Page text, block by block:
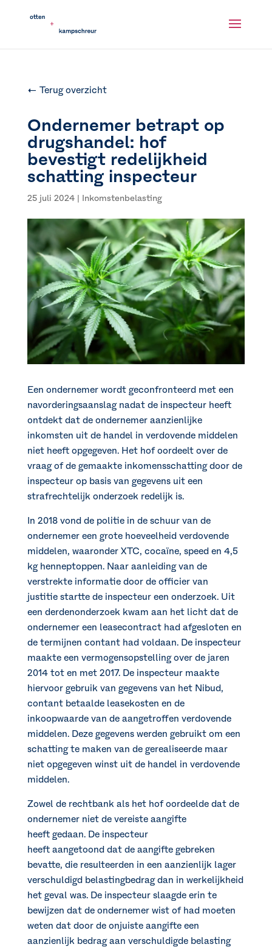
← Terug overzicht
Ondernemer betrapt op
drugshandel: hof
bevestigt redelijkheid
schatting inspecteur
25 juli 2024| Inkomstenbelasting
Een ondernemer wordt geconfronteerd met een
navorderingsaanslag nadat de inspecteur heeft
ontdekt dat de ondernemer aanzienlijke
inkomsten uit de handel in verdovende middelen
niet heeft opgegeven. Het hof oordeelt over de
vraag of de gemaakte inkomensschatting door de
inspecteur op basis van gegevens uit een
strafrechtelijk onderzoek redelijk is.
In 2018 vond de politie in de schuur van de
ondernemer een grote hoeveelheid verdovende
middelen, waaronder XTC, cocaïne, speed en 4,5
kg henneptoppen. Naar aanleiding van de
verstrekte informatie door de officier van
justitie startte de inspecteur een onderzoek. Uit
een derdenonderzoek kwam aan het licht dat de
ondernemer een leasecontract had afgesloten en
de termijnen contant had voldaan. De inspecteur
maakte een vermogensopstelling over de jaren
2014 tot en met 2017. De inspecteur maakte
hiervoor gebruik van gegevens van het Nibud,
contant betaalde leasekosten en de
inkoopwaarde van de aangetroffen verdovende
middelen. Deze gegevens werden gebruikt om een
schatting te maken van de gerealiseerde maar
niet opgegeven winst uit de handel in verdovende
middelen.
Zowel de rechtbank als het hof oordeelde dat de
ondernemer niet de vereiste aangifte
heeft gedaan. De inspecteur
heeft aangetoond dat de aangifte gebreken
bevatte, die resulteerden in een aanzienlijk lager
verschuldigd belastingbedrag dan in werkelijkheid
het geval was. De inspecteur slaagde erin te
bewijzen dat de ondernemer wist of had moeten
weten dat door de onjuiste aangifte een
aanzienlijk bedrag aan verschuldigde belasting